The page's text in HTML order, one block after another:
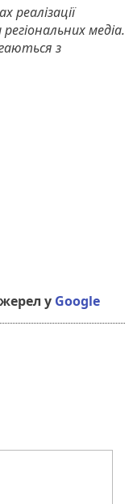
реалізації
медіа.
з
у Google